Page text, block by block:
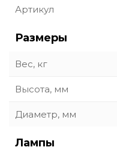
Артикул
Размеры
Вес, кг
Высота, мм
Диаметр, мм
Лампы